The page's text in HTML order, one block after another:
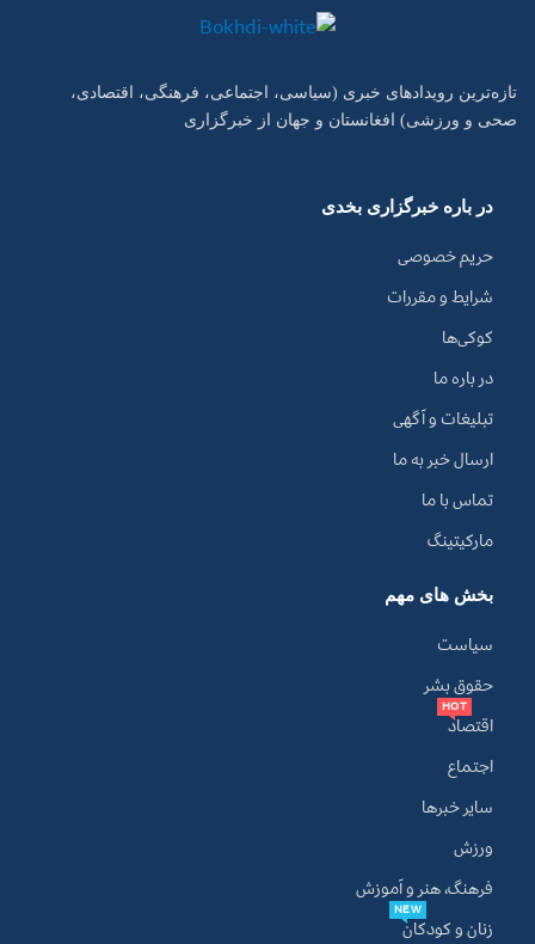
تازه‌ترین رویدادهای خبری (سیاسی، اجتماعی، فرهنگی، اقتصادی،
صحی و ورزشی) افغانستان و جهان از خبرگزاری
در باره خبرگزاری بخدی
حریم خصوصی
شرایط و مقررات
کوکی‌ها
در باره ما
تبلیغات و آگهی
ارسال خبر به ما
تماس با ما
مارکیتینگ
بخش های مهم
سیاست
حقوق بشر
اقتصاد
HOT
اجتماع
سایر خبرها
ورزش
فرهنگ، هنر و آموزش
زنان و کودکان
NEW